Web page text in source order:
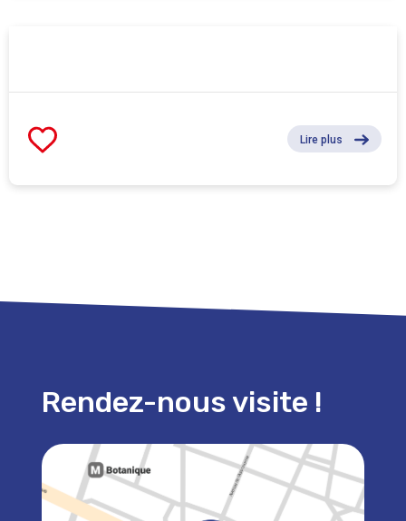
Lire plus
Rendez-nous visite !